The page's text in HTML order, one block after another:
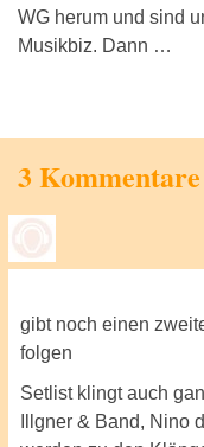
WG herum und sind
Musikbiz. Dann …
3
gibt noch einen
folgen
Setlist klingt auch
Illgner & Band, Nino